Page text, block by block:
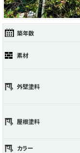
築年数
素材
外壁塗料
屋根塗料
カラー